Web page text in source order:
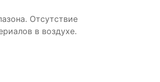
Отсутствие
в воздухе.